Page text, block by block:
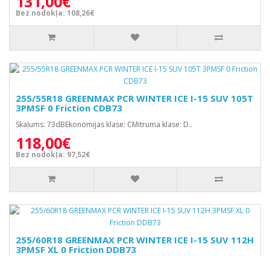
Bez nodokļa: 108,26€
255/55R18 GREENMAX PCR WINTER ICE I-15 SUV 105T
3PMSF 0 Friction CDB73
Skaļums: 73dBEkonomijas klase: CMitruma klase: D..
118,00€
Bez nodokļa: 97,52€
255/60R18 GREENMAX PCR WINTER ICE I-15 SUV 112H
3PMSF XL 0 Friction DDB73